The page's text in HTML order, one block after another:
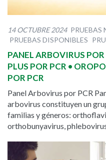
14 OCTUBRE 2024 PRUEBAS
PRUEBAS DISPONIBLES
PANEL ARBOVIRUS
PLUS POR PCR •
POR PCR
Panel Arbovirus por PCR
arbovirus constituyen un
familias y géneros:
orthobunyavirus,